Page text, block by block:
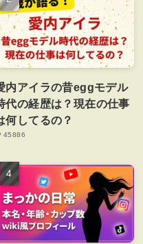
内アイラの昔eggモデル
代の経歴は？現在の仕事
何してるの？
45886